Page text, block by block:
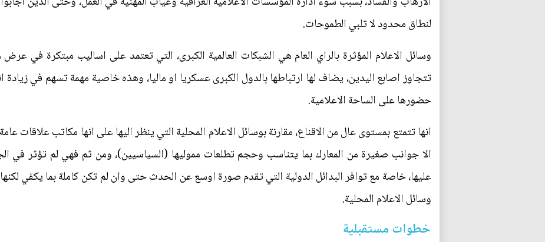
لنطاق محدود لا تلبي الطموحات.
وسائل الاعلام المؤثرة بالراي العام هي الشبكات العالمية الكبرى، التي تعتمد على اساليب مبتكرة في عرض
تتجاوز اصابع اليدين، يضاف لها ارتباطها بالدول الكبرى عسكريا او ماليا، وهذه خاصية مهمة تسهم في زيادة
حضورها على الساحة الاعلامية.
انها تتمتع بمستوى عال من الاقناع، مقارنة بوسائل الاعلام المحلية التي ينظر اليها على انها مكاتب علاقات
الا جوانب صغيرة من المعارك بما يتناسب وحجم تطلعات مموليها (السياسيين)، ومن ثم فهي لم تؤثر في
عليها، خاصة مع توافر البدائل الدولية التي تقدم صورة اوسع عن الحدث حتى وان لم تكن كاملة بما يكفي
وسائل الاعلام المحلية.
خطوات مستقبلية